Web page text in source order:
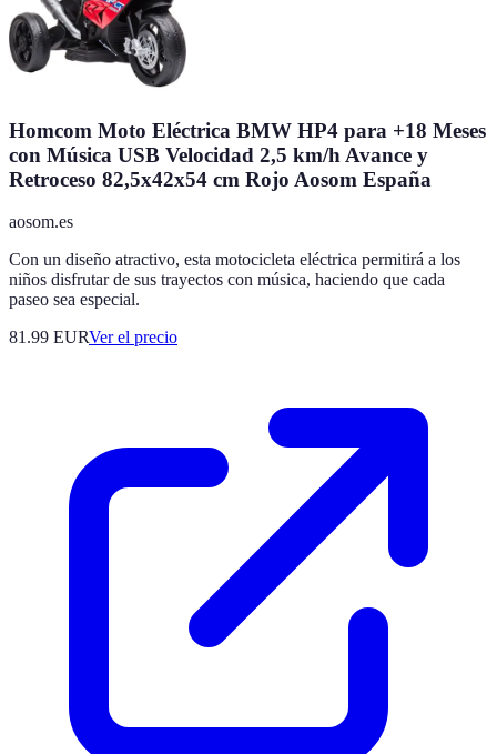
Homcom Moto Eléctrica BMW HP4 para +18 Meses
con Música USB Velocidad 2,5 km/h Avance y
Retroceso 82,5x42x54 cm Rojo Aosom España
aosom.es
Con un diseño atractivo, esta motocicleta eléctrica permitirá a los
niños disfrutar de sus trayectos con música, haciendo que cada
paseo sea especial.
81.99 EURVer el precio